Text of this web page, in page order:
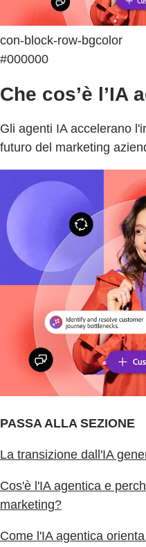
con-block-row-bgcolor
#000000
Che cos’è l’IA
Gli agenti IA accelerano
futuro del marketing
PASSA ALLA SEZIONE
La transizione dall'IA
Cos'è l'IA agentica e
marketing?
Come l'IA agentica